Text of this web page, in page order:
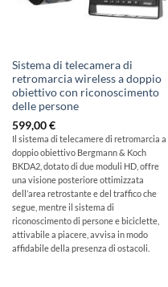
Sistema di telecamera di
retromarcia wireless a doppio
obiettivo con riconoscimento
delle persone
599,00€
Il sistema di telecamere di retromarcia a
doppio obiettivo Bergmann & Koch
BKDA2, dotato di due moduli HD, offre
una visione posteriore ottimizzata
dell’area retrostante e del traffico che
segue, mentre il sistema di
riconoscimento di persone e biciclette,
attivabile a piacere, avvisa in modo
affidabile della presenza di ostacoli.